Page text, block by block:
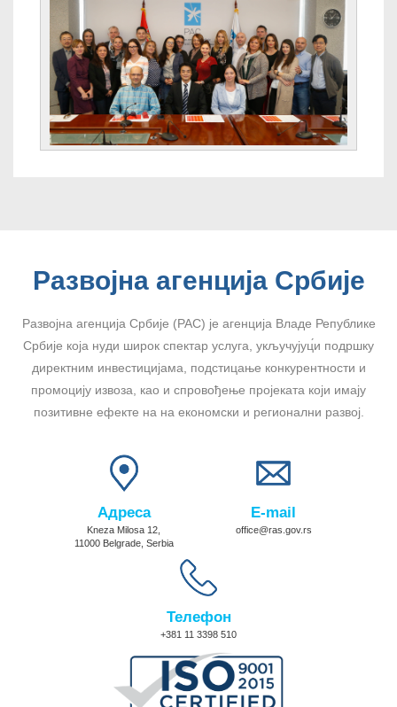
Развојна агенција Србије
Развојна агенција Србије (РАС) је агенција Владе Републике
Србије која нуди широк спектар услуга, укључујуц́и подршку
директним инвестицијама, подстицање конкурентности и
промоцију извоза, као и спровођење пројеката који имају
позитивне ефекте на на економски и регионални развој.
Адреса
Kneza Milosa 12,
11000 Belgrade, Serbia
E-mail
office@ras.gov.rs
Телефон
+381 11 3398 510